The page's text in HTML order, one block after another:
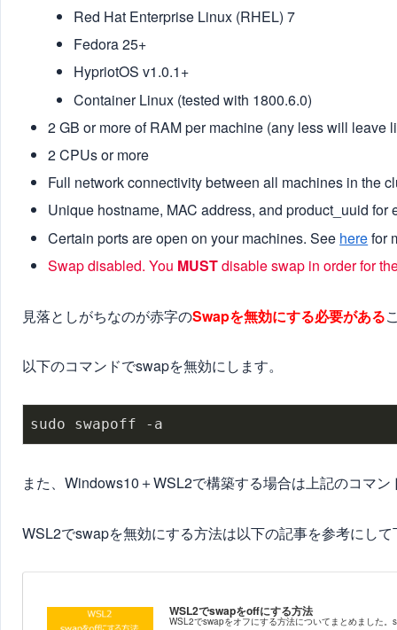
Red Hat Enterprise Linux (RHEL) 7
Fedora 25+
HypriotOS v1.0.1+
Container Linux (tested with 1800.6.0)
2 GB or more of RAM per machine (any less will leave
2 CPUs or more
Full network connectivity between all machines in the
Unique hostname, MAC address, and product_uuid for
Certain ports are open on your machines. See herefor
Swap disabled. You MUSTdisable swap in order for
見落としがちなのが赤字のSwapを無効にする必要がある
以下のコマンドでswapを無効にします。
sudo swapoff -a
また、Windows10＋WSL2で構築する場合は上記のコマ
WSL2でswapを無効にする方法は以下の記事を参考にし
WSL2でswapをoffにする方法
WSL2でswapをオフにする方法についてまとめました